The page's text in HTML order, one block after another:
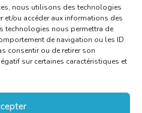
nous utilisons des technologies
ou accéder aux informations des
technologies nous permettra de
de navigation ou les ID
consentir ou de retirer son
sur certaines caractéristiques et